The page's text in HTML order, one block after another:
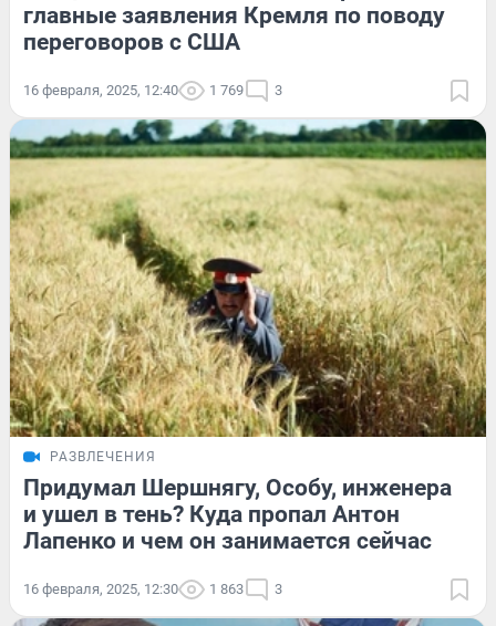
главные заявления Кремля по поводу
переговоров с США
16 февраля, 2025, 12:40 1 769 3
РАЗВЛЕЧЕНИЯ
Придумал Шершнягу, Особу, инженера
и ушел в тень? Куда пропал Антон
Лапенко и чем он занимается сейчас
16 февраля, 2025, 12:30 1 863 3